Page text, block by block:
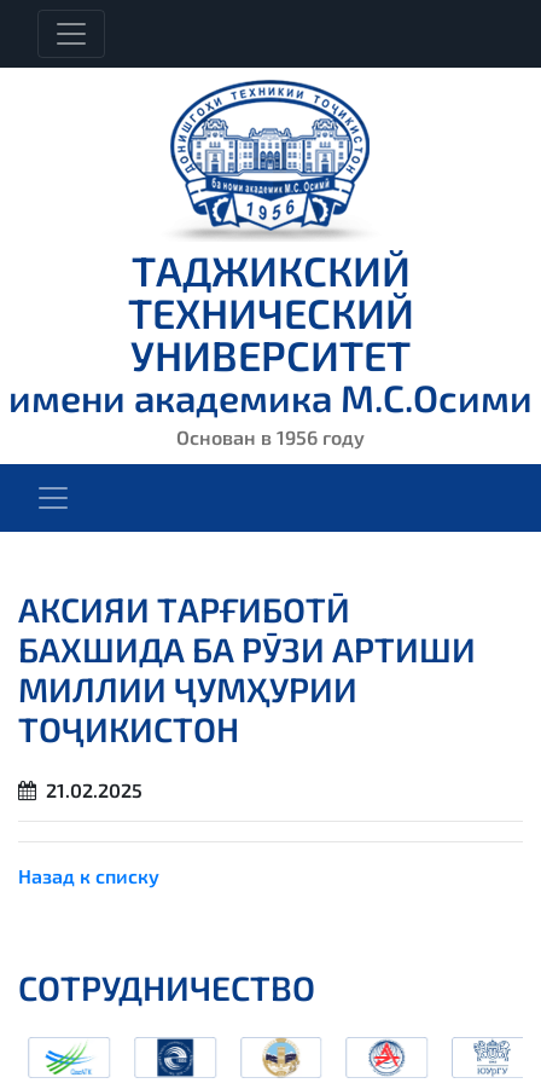
ТАДЖИКСКИЙ
ТЕХНИЧЕСКИЙ
УНИВЕРСИТЕТ
имени академика М.С.Осими
Основан в 1956 году
АКСИЯИ ТАРҒИБОТӢ
БАХШИДА БА РӮЗИ АРТИШИ
МИЛЛИИ ҶУМҲУРИИ
ТОҶИКИСТОН
21.02.2025
Назад к списку
СОТРУДНИЧЕСТВО